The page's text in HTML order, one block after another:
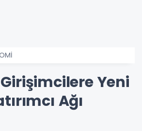
Girişimcilere Yeni
Ağı